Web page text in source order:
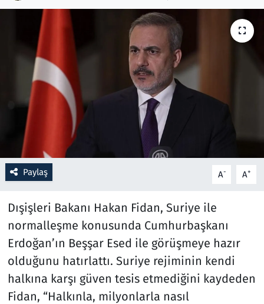
Paylaş A- A+
Dışişleri Bakanı Hakan Fidan, Suriye ile
normalleşme konusunda Cumhurbaşkanı
Erdoğan’ın Beşşar Esed ile görüşmeye hazır
olduğunu hatırlattı. Suriye rejiminin kendi
halkına karşı güven tesis etmediğini kaydeden
Fidan, “Halkınla, milyonlarla nasıl
Ramazan
Resmi İlanlar
Rüya Tabirleri
Savunma Sanayi
Seçim 2023
Spor
Teknoloji ve Bilim
Televizyon